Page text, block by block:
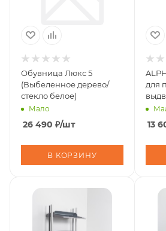
Обувница Люкс 5
(Выбеленное дерево/
стекло белое)
Мало
26 490 ₽/шт
В КОРЗИНУ
для
13